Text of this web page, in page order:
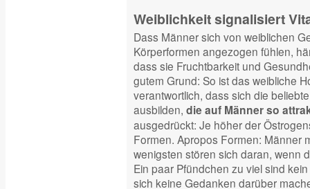
Weiblichkeit signalisiert
Dass Männer sich von weiblichen
Körperformen angezogen fühlen,
dass sie Fruchtbarkeit und
gutem Grund: So ist das weibliche
verantwortlich, dass sich die
ausbilden, die auf Männer so
ausgedrückt: Je höher der
Formen. Apropos Formen: Männer
wenigsten stören sich daran, wenn
Ein paar Pfündchen zu viel sind
sich keine Gedanken darüber